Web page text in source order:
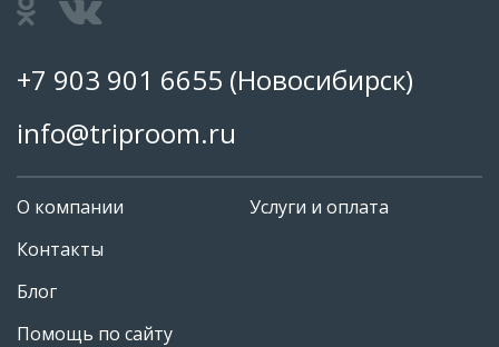
+7 903 901 6655 (Новосибирск)
info@triproom.ru
О компании
Контакты
Блог
Помощь по сайту
Услуги и оплата